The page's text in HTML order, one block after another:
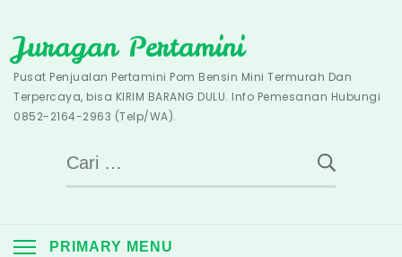
to
content
Juragan Pertamini
Pusat Penjualan Pertamini Pom Bensin Mini Termurah Dan
Terpercaya, bisa KIRIM BARANG DULU. Info Pemesanan Hubungi
0852-2164-2963 (Telp/WA).
Cari
untuk:
PRIMARY MENU